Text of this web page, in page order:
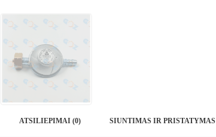
ATSILIEPIMAI (0) SIUNTIMAS IR PRISTATYMAS